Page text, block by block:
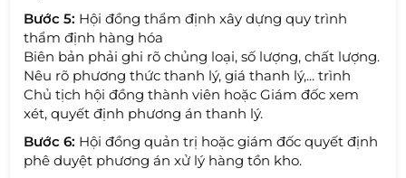
Bước 5: Hội đồng thẩm định xây dựng quy trình
thẩm định hàng hóa
Biên bản phải ghi rõ chủng loại, số lượng, chất lượng.
Nêu rõ phương thức thanh lý, giá thanh lý,... trình
Chủ tịch hội đồng thành viên hoặc Giám đốc xem
xét, quyết định phương án thanh lý.
Bước 6: Hội đồng quản trị hoặc giám đốc quyết định
phê duyệt phương án xử lý hàng tồn kho.